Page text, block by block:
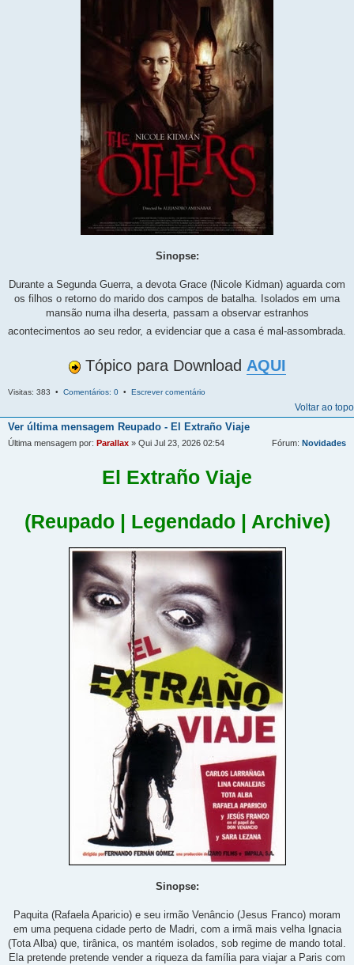
Sinopse:
Durante a Segunda Guerra, a devota Grace (Nicole Kidman) aguarda com
os filhos o retorno do marido dos campos de batalha. Isolados em uma
mansão numa ilha deserta, passam a observar estranhos
acontecimentos ao seu redor, a evidenciar que a casa é mal-assombrada.
Tópico para Download AQUI
Visitas: 383 • Comentários: 0 • Escrever comentário
Voltar ao topo
Ver última mensagem Reupado - El Extraño Viaje
Última mensagem por: Parallax » Qui Jul 23, 2026 02:54 Fórum: Novidades
El Extraño Viaje
(Reupado | Legendado | Archive)
Sinopse:
Paquita (Rafaela Aparicio) e seu irmão Venâncio (Jesus Franco) moram
em uma pequena cidade perto de Madri, com a irmã mais velha Ignacia
(Tota Alba) que, tirânica, os mantém isolados, sob regime de mando total.
Ela pretende pretende vender a riqueza da família para viajar a Paris com